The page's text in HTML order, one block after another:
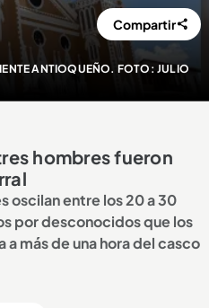
ANTIOQUEÑO. FOTO: JULIO
Compartir
hombres fueron
oscilan entre los 20 a 30
por desconocidos que los
a más de una hora del casco